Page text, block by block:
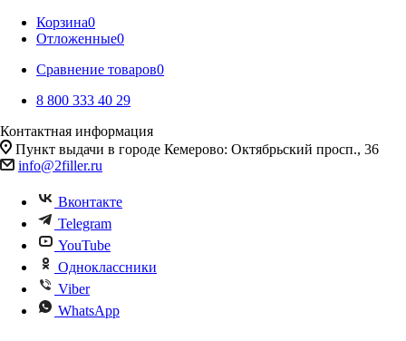
Корзина0
Отложенные0
Сравнение товаров0
8 800 333 40 29
Контактная информация
Пункт выдачи в городе Кемерово: Октябрьский просп., 36
info@2filler.ru
Вконтакте
Telegram
YouTube
Одноклассники
Viber
WhatsApp